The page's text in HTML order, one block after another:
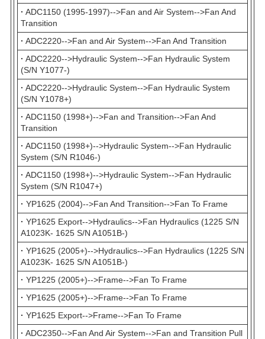
· ADC1150 (1995-1997)-->Fan and Air System-->Fan And
Transition
· ADC2220-->Fan and Air System-->Fan And Transition
· ADC2220-->Hydraulic System-->Fan Hydraulic System
(S/N Y1077-)
· ADC2220-->Hydraulic System-->Fan Hydraulic System
(S/N Y1078+)
· ADC1150 (1998+)-->Fan and Transition-->Fan And
Transition
· ADC1150 (1998+)-->Hydraulic System-->Fan Hydraulic
System (S/N R1046-)
· ADC1150 (1998+)-->Hydraulic System-->Fan Hydraulic
System (S/N R1047+)
· YP1625 (2004)-->Fan And Transition-->Fan To Frame
· YP1625 Export-->Hydraulics-->Fan Hydraulics (1225 S/N
A1023K- 1625 S/N A1051B-)
· YP1625 (2005+)-->Hydraulics-->Fan Hydraulics (1225 S/N
A1023K- 1625 S/N A1051B-)
· YP1225 (2005+)-->Frame-->Fan To Frame
· YP1625 (2005+)-->Frame-->Fan To Frame
· YP1625 Export-->Frame-->Fan To Frame
· ADC2350-->Fan And Air System-->Fan and Transition Pull